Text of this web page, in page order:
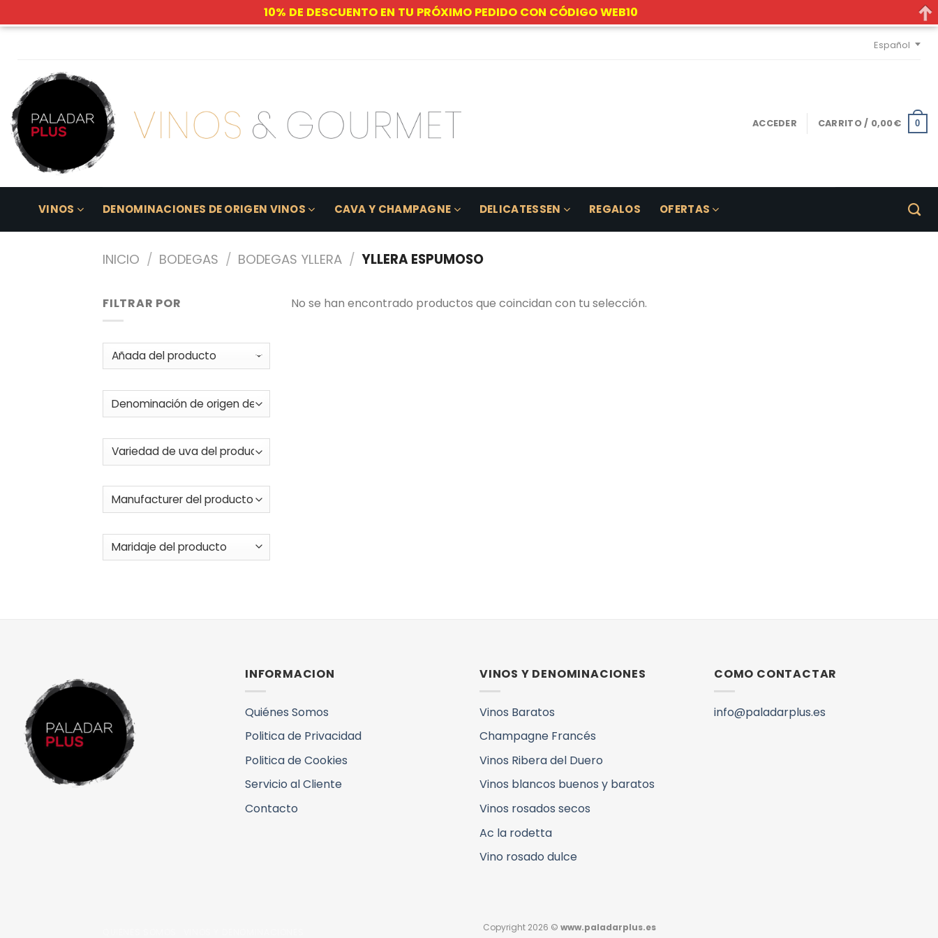
Skip
Español
ACCEDER CARRITO / 0,00€ 0
VINOS DENOMINACIONES DE ORIGEN VINOS CAVA Y CHAMPAGNE DELICATESSEN REGALOS OFERTAS
INICIO / BODEGAS / BODEGAS YLLERA / YLLERA ESPUMOSO
FILTRAR POR No se han encontrado productos que coincidan con tu selección.
INFORMACION
Quiénes Somos
Politica de Privacidad
Politica de Cookies
Servicio al Cliente
Contacto
VINOS Y DENOMINACIONES
Vinos Baratos
Champagne Francés
Vinos Ribera del Duero
Vinos blancos buenos y baratos
Vinos rosados secos
Ac la rodetta
Vino rosado dulce
COMO CONTACTAR
info@paladarplus.es
Copyright 2026 ©www.paladarplus.es
10% DE DESCUENTO EN TU PRÓXIMO PEDIDO CON CÓDIGO WEB10